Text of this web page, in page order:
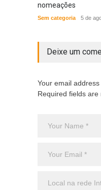
nomeações
Sem categoria 5 de
Deixe um
Your email
Required fields are